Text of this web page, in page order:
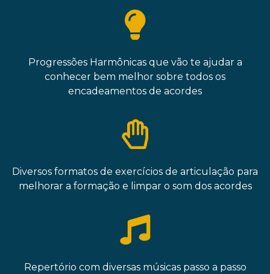
Progressões Harmônicas que vão te ajudar a
conhecer bem melhor sobre todos os
encadeamentos de acordes
Diversos formatos de exercícios de articulação para
melhorar a formação e limpar o som dos acordes
Repertório com diversas músicas passo a passo